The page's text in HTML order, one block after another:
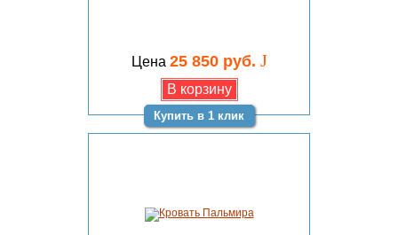
Цена 25 850 руб. J
Купить в 1 клик